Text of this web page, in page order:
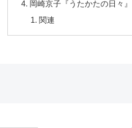
岡崎京子『うたかたの日々』
関連